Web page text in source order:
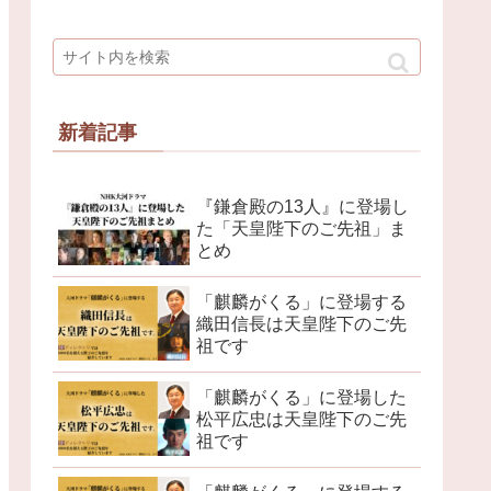
新着記事
『鎌倉殿の13人』に登場し
た「天皇陛下のご先祖」ま
とめ
「麒麟がくる」に登場する
織田信長は天皇陛下のご先
祖です
「麒麟がくる」に登場した
松平広忠は天皇陛下のご先
祖です